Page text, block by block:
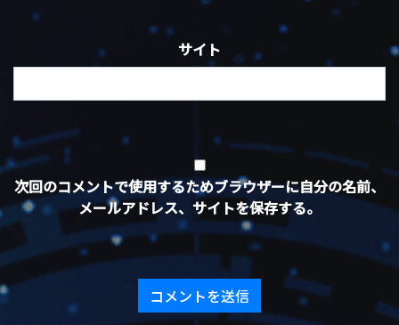
サイト
次回のコメントで使用するためブラウザーに自分の名前、
メールアドレス、サイトを保存する。